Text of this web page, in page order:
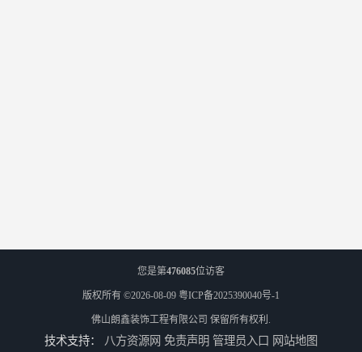
您是第476085位访客
版权所有 ©2026-08-09 粤ICP备2025390040号-1
佛山朗鑫装饰工程有限公司 保留所有权利.
技术支持： 八方资源网 免责声明 管理员入口 网站地图